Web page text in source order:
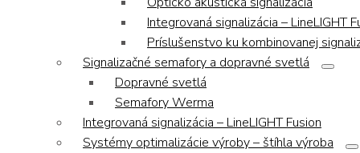
Integrovaná signalizácia – LineLIGHT
Príslušenstvo ku kombinovanej
Signalizačné semafory a dopravné svetlá
Dopravné svetlá
Semafory Werma
Integrovaná signalizácia – LineLIGHT Fusion
Systémy optimalizácie výroby – štíhla výroba